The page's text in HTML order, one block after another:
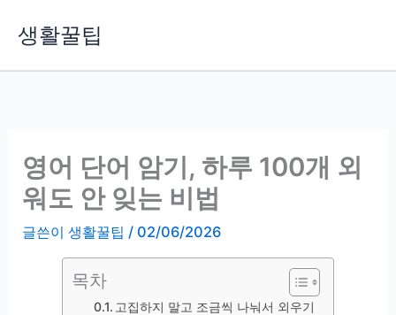
생활꿀팁
영어 단어 암기, 하루 100개 외
워도 안 잊는 비법
글쓴이생활꿀팁 / 02/06/2026
목차
고집하지 말고 조금씩 나눠서 외우기